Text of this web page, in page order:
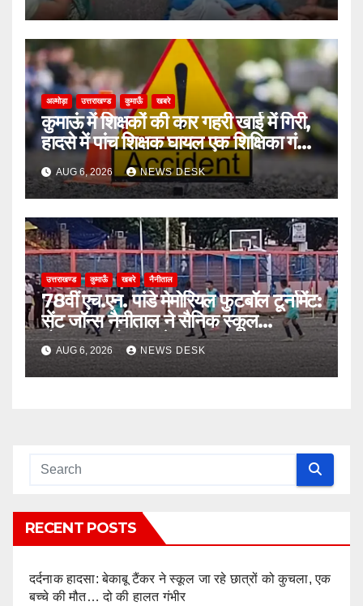
अल्मोड़ा उत्तराखण्ड कुमाऊँ खबरे
कुमाऊं में शिक्षकों की कार गहरी खाई में गिरी,
हादसे में पांच शिक्षक घायल एक शिक्षिका गंभीर
घायल
AUG 6, 2026 NEWS DESK
उत्तराखण्ड कुमाऊँ खबरे नैनीताल
78वीं एच.एन. पांडे मेमोरियल फुटबॉल टूर्नामेंट:
सेंट जॉन्स नैनीताल ने सैनिक स्कूल
घोड़ाखाल को 1-0 से हराया
AUG 6, 2026 NEWS DESK
RECENT POSTS
दर्दनाक हादसा: बेकाबू टैंकर ने स्कूल जा रहे छात्रों को कुचला, एक
बच्चे की मौत… दो की हालत गंभीर